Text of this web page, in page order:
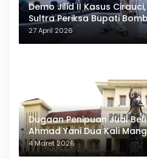
Demo Jilid II Kasus
Sultra Periksa Bupati
27 April 2026
Dugaan Penipuan Jual
Ahmad Yani Dua Kali
Polda Sultra
4 Maret 2026